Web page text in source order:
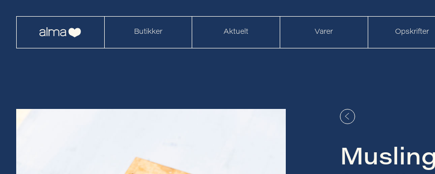
Butikker Aktuelt Varer Opskrifter